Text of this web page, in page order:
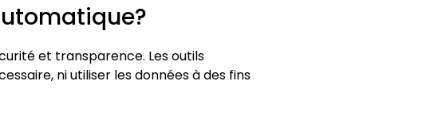
et transparence. Les outils
ni utiliser les données à des fins